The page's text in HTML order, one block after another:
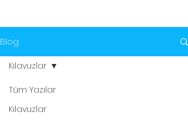
Blog
Tüm Yazılar
Kılavuzlar
Kılavuzlar